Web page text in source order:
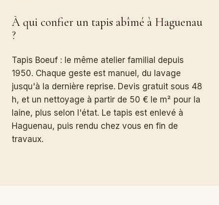
À qui confier un tapis abîmé à Haguenau
?
Tapis Boeuf : le même atelier familial depuis
1950. Chaque geste est manuel, du lavage
jusqu'à la dernière reprise. Devis gratuit sous 48
h, et un nettoyage à partir de 50 € le m² pour la
laine, plus selon l'état. Le tapis est enlevé à
Haguenau, puis rendu chez vous en fin de
travaux.